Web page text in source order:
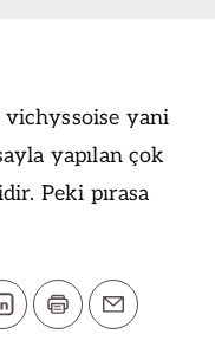
vichyssoise yani
yapılan çok
Peki pırasa